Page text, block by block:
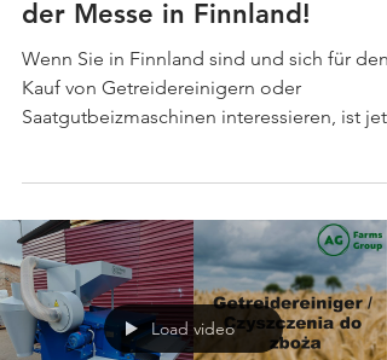
der Messe in Finnland!
Wenn Sie in Finnland sind und sich für den
Saatgutbeizmaschinen interessieren, ist
aufzunehmen! Schreiben Sie uns eine
Nachricht — unser lokaler Vertreter wird
mit Ihnen in Verbindung setzen und Ihnen
alle Details, technischen Spezifikationen
sowie exklusive Messeangebote vorstellen.